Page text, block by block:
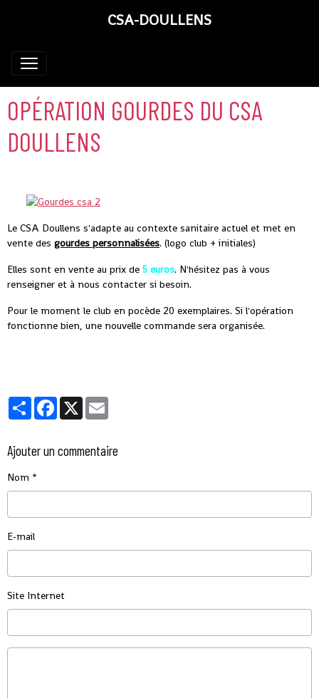
CSA-DOULLENS
OPÉRATION GOURDES DU CSA
DOULLENS
Le CSA Doullens s'adapte au contexte sanitaire actuel et met en
vente des gourdes personnalisées. (logo club + initiales)
Elles sont en vente au prix de 5 euros. N'hésitez pas à vous
renseigner et à nous contacter si besoin.
Pour le moment le club en pocède 20 exemplaires. Si l'opération
fonctionne bien, une nouvelle commande sera organisée.
PartagerFacebook
X
Ajouter un commentaire
Nom
E-mail
Site Internet